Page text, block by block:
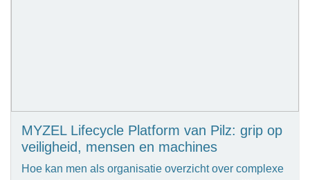
MYZEL Lifecycle Platform van Pilz: grip op
veiligheid, mensen en machines
Hoe kan men als organisatie overzicht over complexe